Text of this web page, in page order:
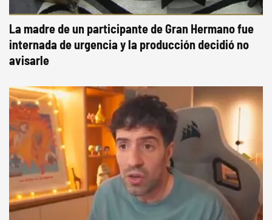
La madre de un participante de Gran Hermano fue
internada de urgencia y la producción decidió no
avisarle